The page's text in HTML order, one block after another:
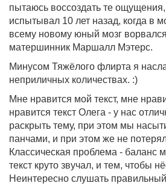
пытаюсь воссоздать те
испытывал 10 лет назад, когда в
всему новому юный мозг
матершинник Маршалл Мэтерс.
Минусом Тяжёлого флирта я
неприличных количествах. :)
Мне нравится мой текст, мне
нравится текст Олега - у нас
раскрыть тему, при этом мы
панчами, и при этом же не
Классическая проблема - баланс
текст круто звучал, и тем, чтобы
Неинтересно слушать правильный